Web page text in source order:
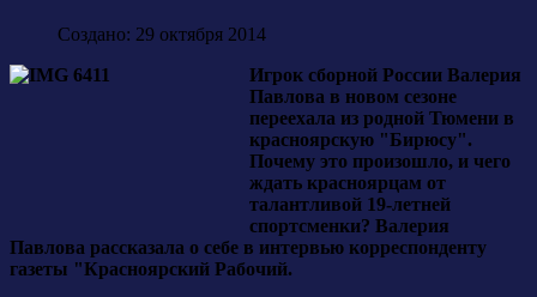
Создано: 29 октября 2014
Игрок сборной России Валерия
Павлова в новом сезоне
переехала из родной Тюмени в
красноярскую "Бирюсу".
Почему это произошло, и чего
ждать красноярцам от
талантливой 19-летней
спортсменки? Валерия
Павлова рассказала о себе в интервью корреспонденту
газеты "Красноярский Рабочий.